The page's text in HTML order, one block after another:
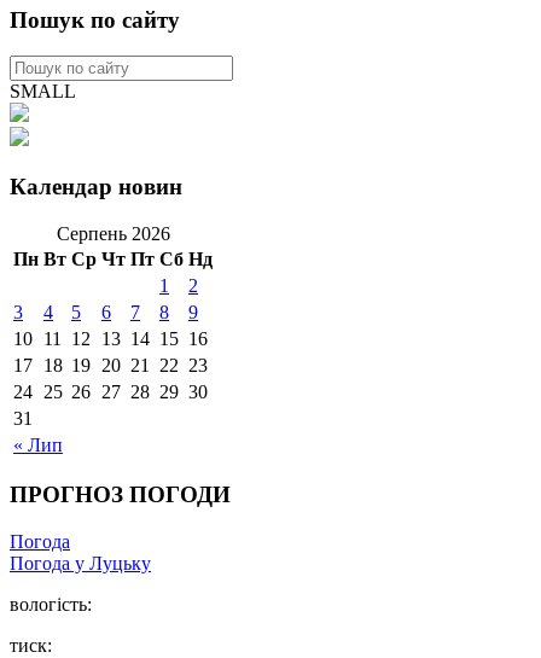
Пошук по сайту
SMALL
Календар новин
Серпень 2026
Пн Вт Ср Чт Пт Сб Нд
« Лип
1
2
3
4 5 6 7 8
9
10 11 12 13 14 15 16
17 18 19 20 21 22 23
24 25 26 27 28 29 30
31
ПРОГНОЗ ПОГОДИ
Погода
Погода у Луцьку
вологість:
тиск: